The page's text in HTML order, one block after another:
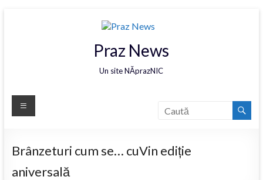
Praz News
Un site NĂprazNIC
Brânzeturi cum se… cuVin ediție
aniversală